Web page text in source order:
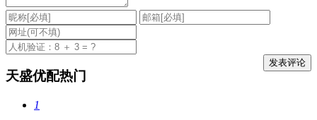
天盛优配热门
1